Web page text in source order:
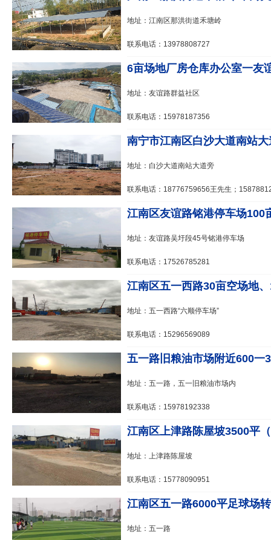
地址：江南区那洪街道禾塘岭
联系电话：13978808727
6亩场地厂房仓库办公室一友
地址：友谊路群益社区
联系电话：15978187356
南宁市江南区白沙大道南站
地址：白沙大道南站大道旁
联系电话：18776759656王先生；
江南区友谊路铭港停车场100
地址：友谊路吴圩段45号铭港停车场
联系电话：17526785281
江南区五一西路30亩空场地
地址：五一西路“六顺停车场”
联系电话：15296569089
五一路旧粮油市场附近600一
地址：五一路，五一旧粮油市场内
联系电话：15978192338
江南区上津路陈屋坡3500平
地址：上津路陈屋坡
联系电话：15778090951
江南区五一路6000平足球场
地址：五一路